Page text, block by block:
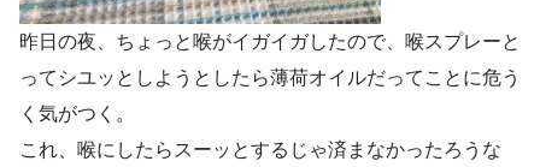
昨日の夜、ちょっと喉がイガイガしたので、喉スプレーと
ってシユッとしようとしたら薄荷オイルだってことに危う
く気がつく。
これ、喉にしたらスーッとするじゃ済まなかったろうな